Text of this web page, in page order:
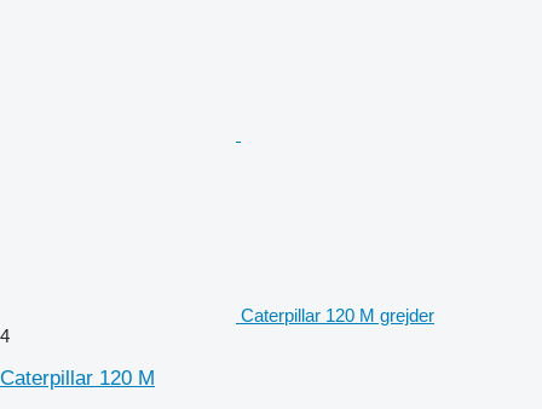
Caterpillar 120 M grejder
4
Caterpillar 120 M